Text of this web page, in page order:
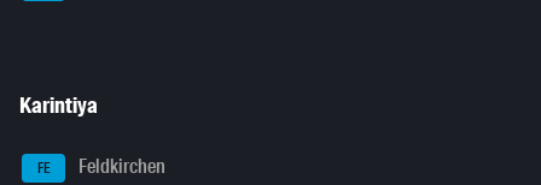
Karintiya
FE Feldkirchen